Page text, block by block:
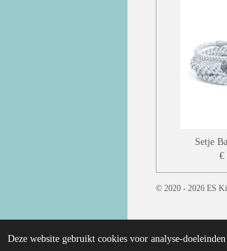
Deze website gebruikt cookies voor analyse-
Setje
€
© 2020 - 2026 ES